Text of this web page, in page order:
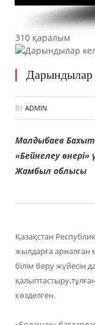
310 қаралым
Дарындылар
BY ADMIN
Малдыбаев
«Бейнелеу
Жамбыл облысы
Қазақстан
жылдарға арналған
білім беру жүйесін
көзделген.